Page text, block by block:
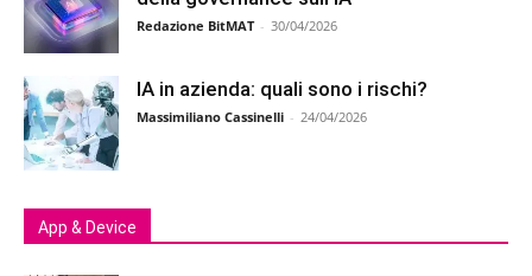
Redazione BitMAT - 30/04/2026
IA in azienda: quali sono i rischi?
Massimiliano Cassinelli - 24/04/2026
App & Device